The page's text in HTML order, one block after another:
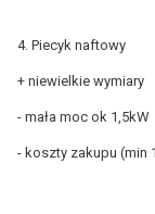
4. Piecyk naftowy
+ niewielkie wymiary
- mała moc ok 1,5kW
- koszty zakupu (min